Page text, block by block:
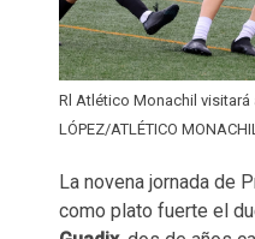
Rl Atlético Monachil visitará
LÓPEZ/ATLÉTICO
La novena jornada de
como plato fuerte el